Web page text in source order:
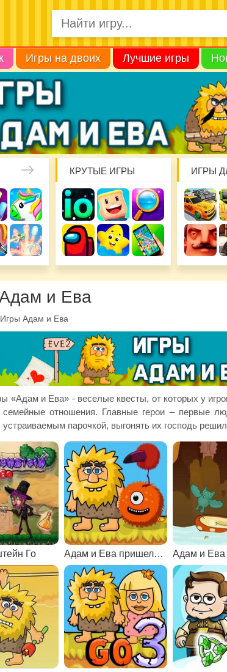
Игры на двоих Лучшие игры
КРУТЫЕ ИГРЫ ИГРЫ
и Ева
Игры Адам и Ева
«Адам и Ева» - веселые квесты, от которых у
отношения. Главные герои – первые
устраиваемым парочкой, выгонять их господь
Го Адам и Ева пришельцы Адам и Ева